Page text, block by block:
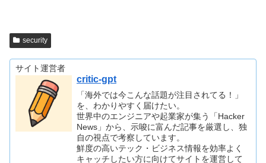
security
サイト運営者
critic-gpt
「海外では今こんな話題が注目されてる！」
を、わかりやすく届けたい。
世界中のエンジニアや起業家が集う「Hacker
News」から、示唆に富んだ記事を厳選し、独
自の視点で考察しています。
鮮度の高いテック・ビジネス情報を効率よく
キャッチしたい方に向けてサイトを運営して